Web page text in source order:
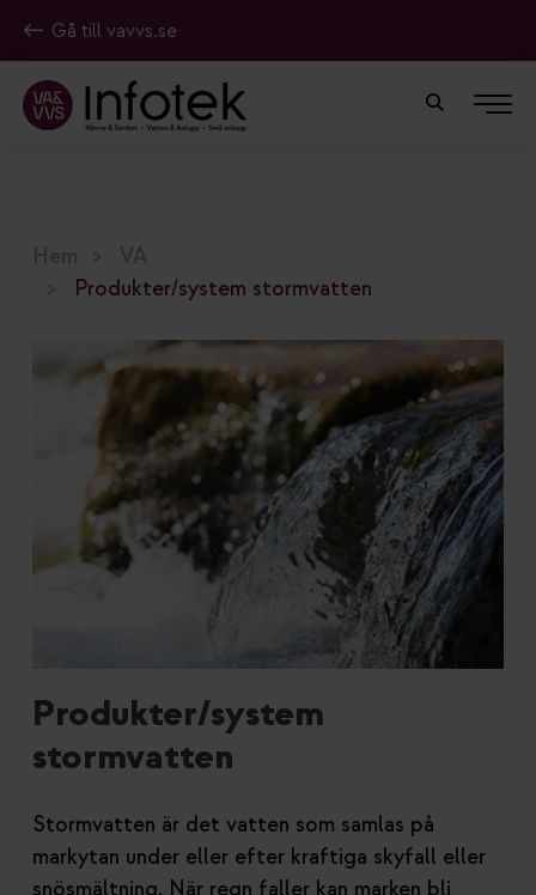
Gå till vavvs.se
Produkter/system stormvatten
Produkter/system
stormvatten
Stormvatten är det vatten som samlas på
markytan under eller efter kraftiga skyfall eller